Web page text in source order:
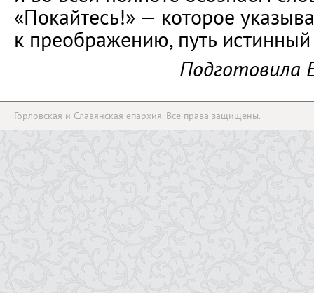
«Покайтесь!» — которое
к преображению, путь
Подготовила
Горловская и Славянская епархия. Все права защищены.